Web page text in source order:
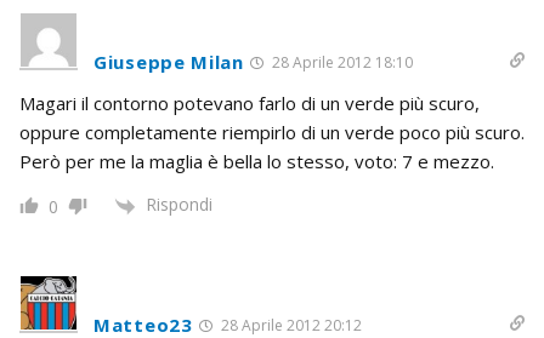
Giuseppe Milan 28 Aprile 2012 18:10
Magari il contorno potevano farlo di un verde più scuro,
oppure completamente riempirlo di un verde poco più scuro.
Però per me la maglia è bella lo stesso, voto: 7 e mezzo.
0 Rispondi
Matteo23 28 Aprile 2012 20:12